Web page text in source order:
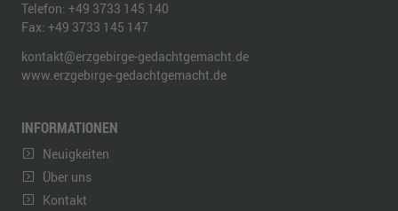
Telefon: +49 3733 145 140
Fax: +49 3733 145 147
kontakt@erzgebirge-gedachtgemacht.de
www.erzgebirge-gedachtgemacht.de
INFORMATIONEN
Neuigkeiten
Über uns
Kontakt